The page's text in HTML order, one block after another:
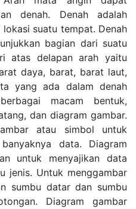
denah. Denah adalah
suatu tempat. Denah
bagian dari suatu
atas delapan arah yaitu
daya, barat, barat laut,
yang ada dalam denah
macam bentuk,
dan diagram gambar.
atau simbol untuk
data. Diagram
untuk menyajikan data
jenis. Untuk menggambar
sumbu datar dan sumbu
Diagram gambar